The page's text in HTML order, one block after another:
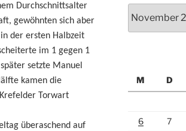
Durchschnittsalter
gewöhnten sich aber
der ersten Halbzeit
im 1 gegen 1
setzte Manuel
kamen die
Torwart
überaschend auf
M
D
6
7